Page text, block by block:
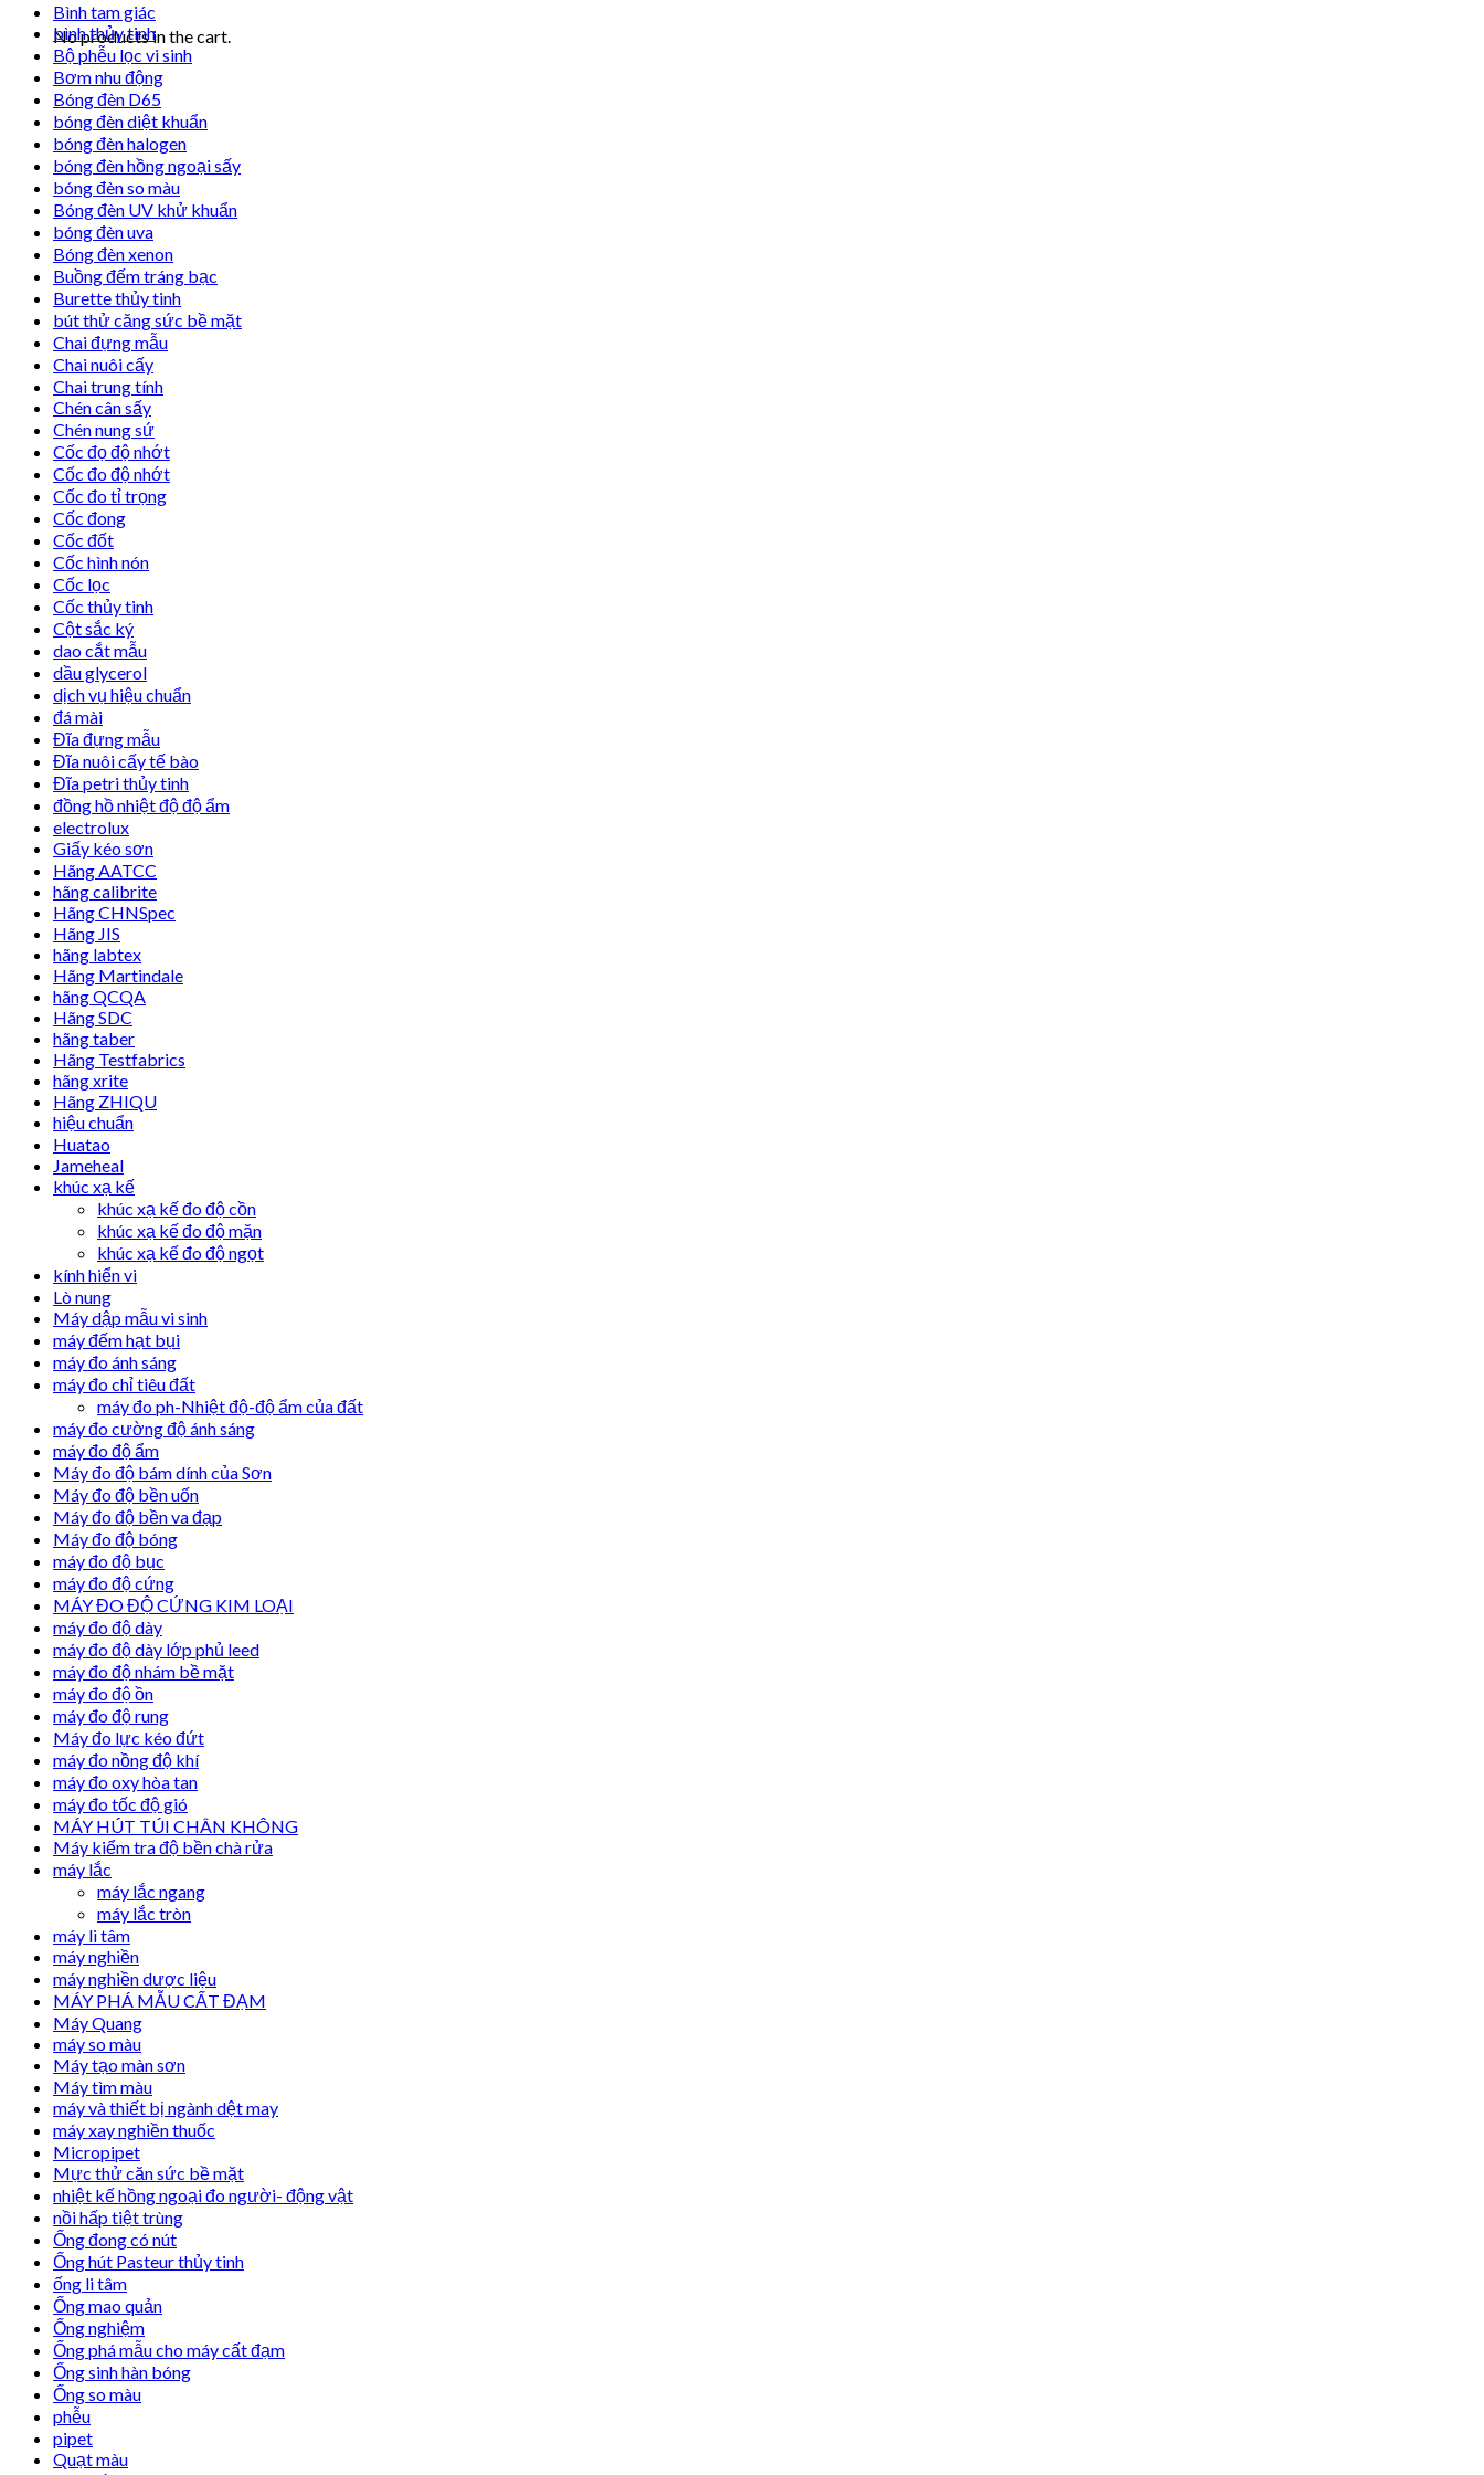
No products in the cart.
Bình tam giác
bình thủy tinh
Bộ phễu lọc vi sinh
Bơm nhu động
Bóng đèn D65
bóng đèn diệt khuẩn
bóng đèn halogen
bóng đèn hồng ngoại sấy
bóng đèn so màu
Bóng đèn UV khử khuẩn
bóng đèn uva
Bóng đèn xenon
Buồng đếm tráng bạc
Burette thủy tinh
bút thử căng sức bề mặt
Chai đựng mẫu
Chai nuôi cấy
Chai trung tính
Chén cân sấy
Chén nung sứ
Cốc đọ độ nhớt
Cốc đo độ nhớt
Cốc đo tỉ trọng
Cốc đong
Cốc đốt
Cốc hình nón
Cốc lọc
Cốc thủy tinh
Cột sắc ký
dao cắt mẫu
dầu glycerol
dịch vụ hiệu chuẩn
đá mài
Đĩa đựng mẫu
Đĩa nuôi cấy tế bào
Đĩa petri thủy tinh
đồng hồ nhiệt độ độ ẩm
electrolux
Giấy kéo sơn
Hãng AATCC
hãng calibrite
Hãng CHNSpec
Hãng JIS
hãng labtex
Hãng Martindale
hãng QCQA
Hãng SDC
hãng taber
Hãng Testfabrics
hãng xrite
Hãng ZHIQU
hiệu chuẩn
Huatao
Jameheal
khúc xạ kế
khúc xạ kế đo độ cồn
khúc xạ kế đo độ mặn
khúc xạ kế đo độ ngọt
kính hiển vi
Lò nung
Máy dập mẫu vi sinh
máy đếm hạt bụi
máy đo ánh sáng
máy đo chỉ tiêu đất
máy đo ph-Nhiệt độ-độ ẩm của đất
máy đo cường độ ánh sáng
máy đo độ ẩm
Máy đo độ bám dính của Sơn
Máy đo độ bền uốn
Máy đo độ bền va đạp
Máy đo độ bóng
máy đo độ bục
máy đo độ cứng
MÁY ĐO ĐỘ CỨNG KIM LOẠI
máy đo độ dày
máy đo độ dày lớp phủ leed
máy đo độ nhám bề mặt
máy đo độ ồn
máy đo độ rung
Máy đo lực kéo đứt
máy đo nồng độ khí
máy đo oxy hòa tan
máy đo tốc độ gió
MÁY HÚT TÚI CHÂN KHÔNG
Máy kiểm tra độ bền chà rửa
máy lắc
máy lắc ngang
máy lắc tròn
máy li tâm
máy nghiền
máy nghiền dược liệu
MÁY PHÁ MẪU CẤT ĐẠM
Máy Quang
máy so màu
Máy tạo màn sơn
Máy tìm màu
máy và thiết bị ngành dệt may
máy xay nghiền thuốc
Micropipet
Mực thử căn sức bề mặt
nhiệt kế hồng ngoại đo người- động vật
nồi hấp tiệt trùng
Ống đong có nút
Ống hút Pasteur thủy tinh
ống li tâm
Ống mao quản
Ống nghiệm
Ống phá mẫu cho máy cất đạm
Ống sinh hàn bóng
Ống so màu
phễu
pipet
Quạt màu